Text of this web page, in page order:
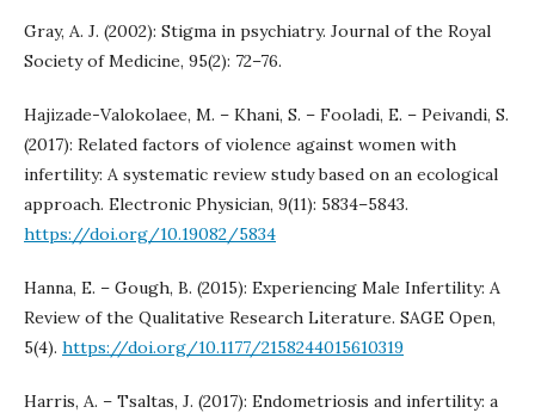
Gray, A. J. (2002): Stigma in psychiatry. Journal of the Royal
Society of Medicine, 95(2): 72–76.
Hajizade-Valokolaee, M. – Khani, S. – Fooladi, E. – Peivandi, S.
(2017): Related factors of violence against women with
infertility: A systematic review study based on an ecological
approach. Electronic Physician, 9(11): 5834–5843.
https://doi.org/10.19082/5834
Hanna, E. – Gough, B. (2015): Experiencing Male Infertility: A
Review of the Qualitative Research Literature. SAGE Open,
5(4). https://doi.org/10.1177/2158244015610319
Harris, A. – Tsaltas, J. (2017): Endometriosis and infertility: a